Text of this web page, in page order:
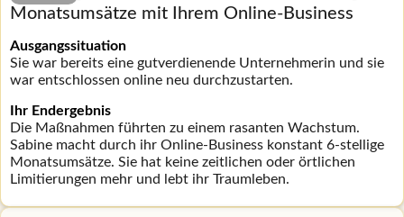
Monatsumsätze mit Ihrem Online-Business
Ausgangssituation
Sie war bereits eine gutverdienende Unternehmerin und sie
war entschlossen online neu durchzustarten.
Ihr Endergebnis
Die Maßnahmen führten zu einem rasanten Wachstum.
Sabine macht durch ihr Online-Business konstant 6-stellige
Monatsumsätze. Sie hat keine zeitlichen oder örtlichen
Limitierungen mehr und lebt ihr Traumleben.